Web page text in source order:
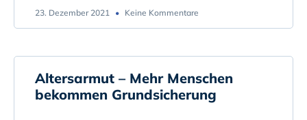
23. Dezember 2021 Keine Kommentare
Altersarmut – Mehr Menschen
bekommen Grundsicherung